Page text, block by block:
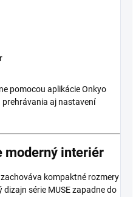
pomocou aplikácie Onkyo
aj nastavení
moderný interiér
kompaktné rozmery
série MUSE zapadne do